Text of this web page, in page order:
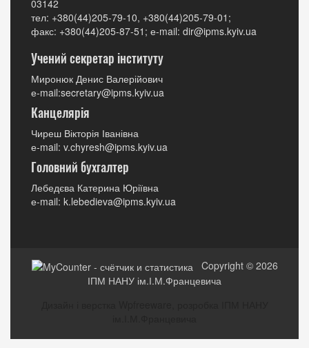
03142
тел: +380(44)205-79-10, +380(44)205-79-01;
факс: +380(44)205-87-51; е-mail: dir@ipms.kyiv.ua
Учений секретар інституту
Миронюк Денис Валерійович
е-mail:secretary@ipms.kyiv.ua
Канцелярія
Чиреш Вікторія Іванівна
е-mail: v.chyresh@ipms.kyiv.ua
Головний бухгалтер
Лебедєва Катерина Юріївна
е-mail: k.lebedieva@ipms.kyiv.ua
Copyright © 2026
ІПМ НАНУ ім.І.М.Францевича